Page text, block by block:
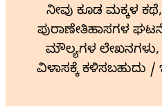
ನೀವು ಕೂಡ ಮಕ್ಕಳ
ಪುರಾಣೇತಿಹಾಸಗಳ
ಮೌಲ್ಯಗಳ ಲೇಖನಗಳು,
ವಿಳಾಸಕ್ಕೆ ಕಳಿಸಬಹುದು /